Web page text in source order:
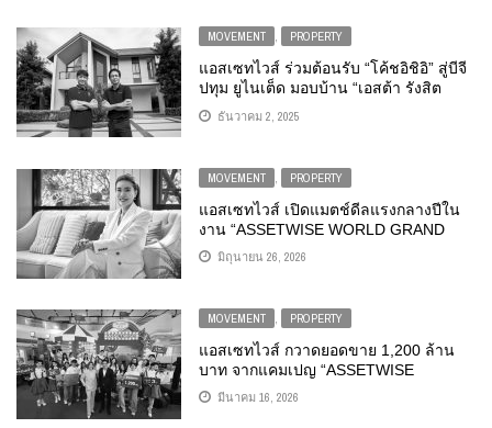
MOVEMENT , PROPERTY
แอสเซทไวส์ ร่วมต้อนรับ “โค้ชอิชิอิ” สู่บีจี
ปทุม ยูไนเต็ด มอบบ้าน “เอสต้า รังสิต
คลอง 2” แต่งครบ ใกล้สนาม พร้อมอยู่ฟรี
1 ปี เตรียมลุยไทยลีก
ธันวาคม 2, 2025
MOVEMENT PROPERTY
แอสเซทไวส์ เปิดแมตช์ดีลแรงกลางปีใน
งาน “ASSETWISE WORLD GRAND
SALE” รวมโปรแรงบ้านและคอนโด มอบ
ส่วนลดสูงสุด 10 ลบ. พร้อมลุ้นบินฟรีเที่ยว
ลาดพร้าว
มิถุนายน 26, 2026
MOVEMENT , PROPERTY
แอสเซทไวส์ กวาดยอดขาย 1,200 ล้าน
บาท จากแคมเปญ “ASSETWISE
FUNTASTIC DEAL” คอนโด KAVE และ
ATMOZ โดดเด่น YIELD 8% ดึงนักลงทุน
มีนาคม 16, 2026